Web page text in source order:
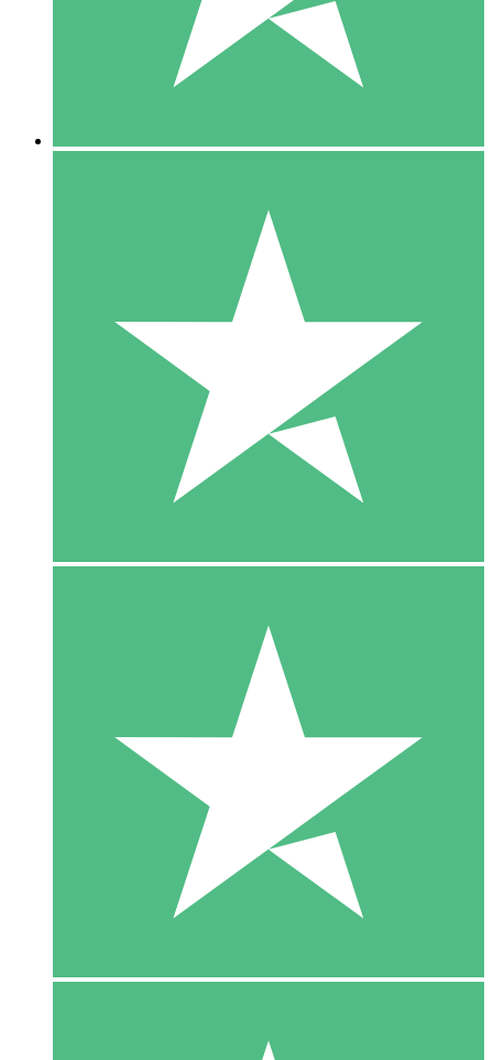
1000
10 Downloads
20 00